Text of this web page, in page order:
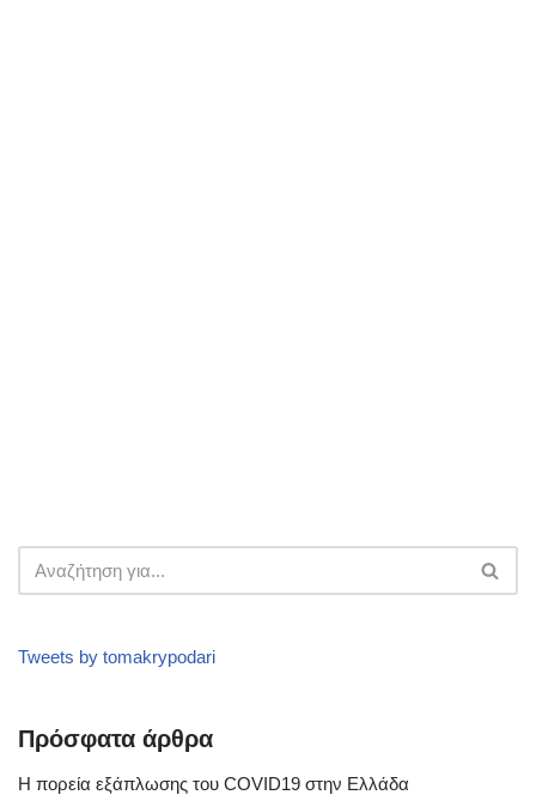
Tweets by tomakrypodari
Πρόσφατα άρθρα
Η πορεία εξάπλωσης του COVID19 στην Ελλάδα